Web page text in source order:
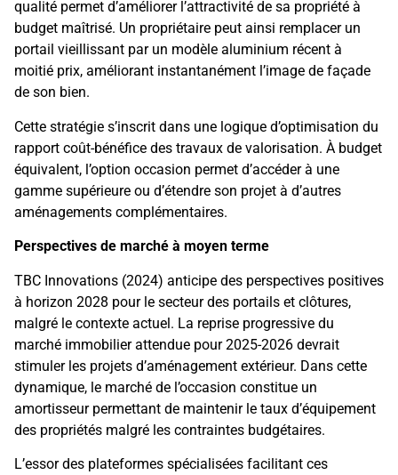
qualité permet d’améliorer l’attractivité de sa propriété à
budget maîtrisé. Un propriétaire peut ainsi remplacer un
portail vieillissant par un modèle aluminium récent à
moitié prix, améliorant instantanément l’image de façade
de son bien.
Cette stratégie s’inscrit dans une logique d’optimisation du
rapport coût-bénéfice des travaux de valorisation. À budget
équivalent, l’option occasion permet d’accéder à une
gamme supérieure ou d’étendre son projet à d’autres
aménagements complémentaires.
Perspectives de marché à moyen terme
TBC Innovations (2024) anticipe des perspectives positives
à horizon 2028 pour le secteur des portails et clôtures,
malgré le contexte actuel. La reprise progressive du
marché immobilier attendue pour 2025-2026 devrait
stimuler les projets d’aménagement extérieur. Dans cette
dynamique, le marché de l’occasion constitue un
amortisseur permettant de maintenir le taux d’équipement
des propriétés malgré les contraintes budgétaires.
L’essor des plateformes spécialisées facilitant ces